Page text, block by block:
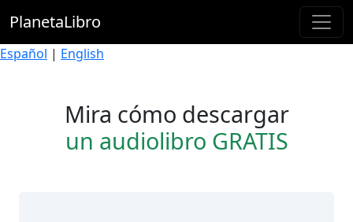
PlanetaLibro
Español | English
Mira cómo descargar
un audiolibro GRATIS